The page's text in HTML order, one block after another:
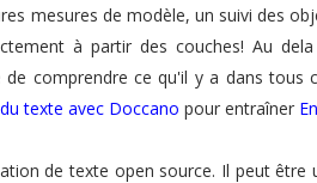
mesures de modèle, un suivi des
à partir des couches! Au
comprendre ce qu'il y a dans tous
texte avec Doccano pour entraîner
de texte open source. Il peut être